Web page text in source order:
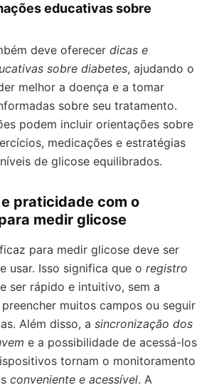
educativas sobre
deve oferecer dicas e
sobre diabetes, ajudando o
melhor a doença e a tomar
sobre seu tratamento.
podem incluir orientações sobre
medicações e estratégias
de glicose equilibrados.
praticidade com o
medir glicose
para medir glicose deve ser
usar. Isso significa que o registro
ser rápido e intuitivo, sem a
muitos campos ou seguir
Além disso, a sincronização dos
e a possibilidade de acessá-los
tornam o monitoramento
conveniente e acessível. A